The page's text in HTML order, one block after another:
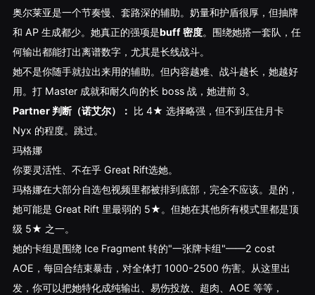
奥尔莱亚是一个节奏慢、套路深的辅助。奶量和护盾很厚，但抽牌
和 AP 生成都少。她真正的强项是buff 密度。围绕她搭一套队，任
何输出都能打出离谱数字，尤其是长线战斗。
她不是你随手就拉出来用的辅助。但内容越难、战斗越长，她越好
用。打 Master 成就和耐久向的长 boss 战，她进前 3。
Partner 判断（诺艾尔）： 比 4★ 选择略强，但不到压住月卡
Nyx 的程度。跳过。
玛格娜
你要灵活性、不在乎 Great Rift选她。
玛格娜在大部分自选包视频里都被排到底部，完全不应该。是的，
她可能是 Great Rift 里最弱的 5★。但她在其他所有模式里都是顶
级 5★ 之一。
她的卡组是围绕 Ice Fragment 转的"一张牌卡组"——2 cost
AOE，每回合结束暴击，对全体打 1000-2500 伤害。从这里出
发，你可以把她特化成纯输出、易伤投放、超肉、AOE 等等，